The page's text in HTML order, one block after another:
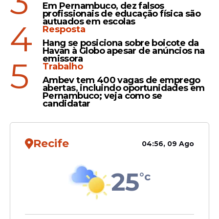
Definição
Vorcaro confirma que não
irá depor na CPMI do INSS
após decisão de André
Mendonça
Veja Também
Daniel Vorcaro havia ficado 11 dias preso
em novembro, quando a primeira fase foi
deflagrada por ordem da Justiça Federal
Em Pernambuco, dez falsos
profissionais de educação física são
autuados em escolas
4
Resposta
Hang se posiciona sobre boicote da
Havan à Globo apesar de anúncios na
emissora
5
Trabalho
Ambev tem 400 vagas de emprego
abertas, incluindo oportunidades em
Pernambuco; veja como se
candidatar
Recife 04:56, 09 Ago
25°c